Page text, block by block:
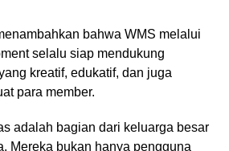
bahwa WMS melalui
selalu siap mendukung
kreatif, edukatif, dan juga
para member.
adalah bagian dari keluarga besar
Mereka bukan hanya pengguna